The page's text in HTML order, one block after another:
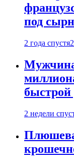
под
2 года спустя
Мужчина
2 недели